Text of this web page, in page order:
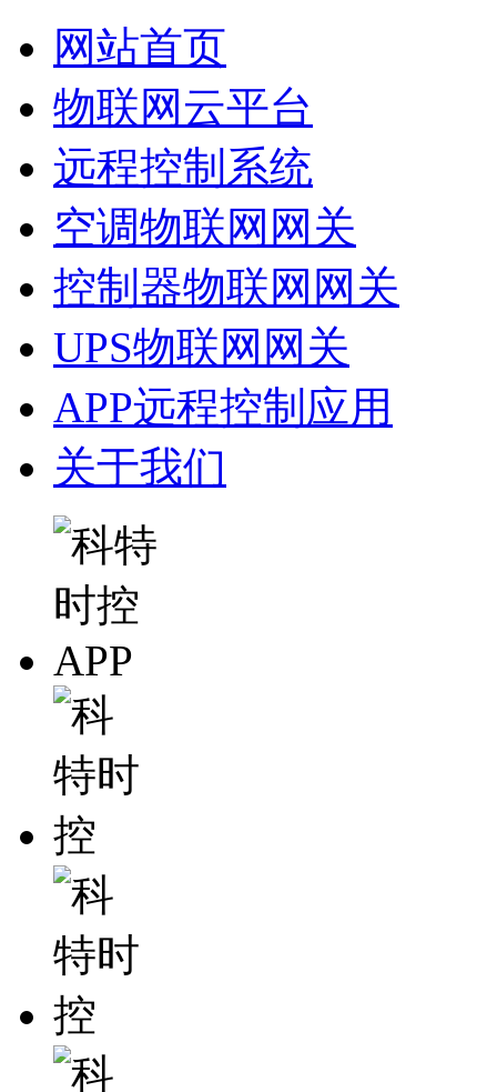
网站首页
物联网云平台
远程控制系统
空调物联网网关
控制器物联网网关
UPS物联网网关
APP远程控制应用
关于我们